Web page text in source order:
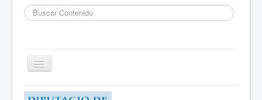
Buscar...
Cambiar
navegación
Aeromodelismo / Aeromodelisme